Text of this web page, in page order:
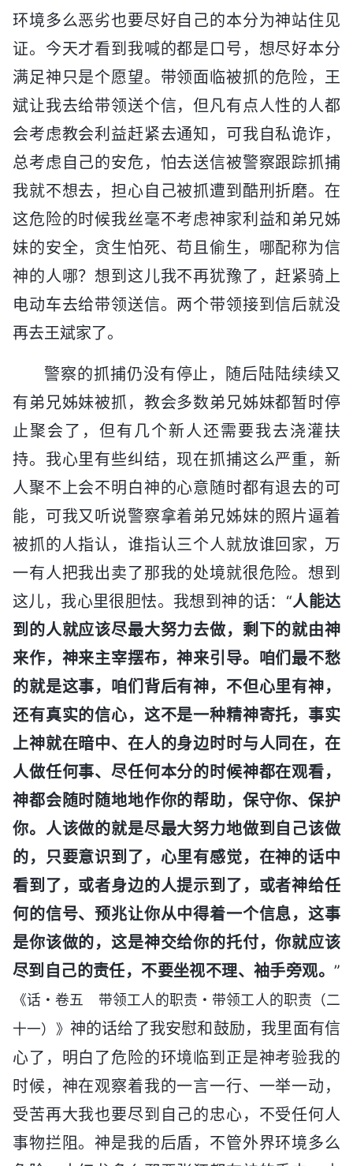
环境多么恶劣也要尽好自己的本分为神站住见
证。今天才看到我喊的都是口号，想尽好本分
满足神只是个愿望。带领面临被抓的危险，王
斌让我去给带领送个信，但凡有点人性的人都
会考虑教会利益赶紧去通知，可我自私诡诈，
总考虑自己的安危，怕去送信被警察跟踪抓捕
我就不想去，担心自己被抓遭到酷刑折磨。在
这危险的时候我丝毫不考虑神家利益和弟兄姊
妹的安全，贪生怕死、苟且偷生，哪配称为信
神的人哪？想到这儿我不再犹豫了，赶紧骑上
电动车去给带领送信。两个带领接到信后就没
再去王斌家了。
警察的抓捕仍没有停止，随后陆陆续续又
有弟兄姊妹被抓，教会多数弟兄姊妹都暂时停
止聚会了，但有几个新人还需要我去浇灌扶
持。我心里有些纠结，现在抓捕这么严重，新
人聚不上会不明白神的心意随时都有退去的可
能，可我又听说警察拿着弟兄姊妹的照片逼着
被抓的人指认，谁指认三个人就放谁回家，万
一有人把我出卖了那我的处境就很危险。想到
这儿，我心里很胆怯。我想到神的话：“人能达
到的人就应该尽最大努力去做，剩下的就由神
来作，神来主宰摆布，神来引导。咱们最不愁
的就是这事，咱们背后有神，不但心里有神，
还有真实的信心，这不是一种精神寄托，事实
上神就在暗中、在人的身边时时与人同在，在
人做任何事、尽任何本分的时候神都在观看，
神都会随时随地地作你的帮助，保守你、保护
你。人该做的就是尽最大努力地做到自己该做
的，只要意识到了，心里有感觉，在神的话中
看到了，或者身边的人提示到了，或者神给任
何的信号、预兆让你从中得着一个信息，这事
是你该做的，这是神交给你的托付，你就应该
尽到自己的责任，不要坐视不理、袖手旁观。 ”
《话・卷五 带领工人的职责・带领工人的职责（二
十一）》 神的话给了我安慰和鼓励，我里面有信
心了，明白了危险的环境临到正是神考验我的
时候，神在观察着我的一言一行、一举一动，
受苦再大我也要尽到自己的忠心，不受任何人
事物拦阻。神是我的后盾，不管外界环境多么